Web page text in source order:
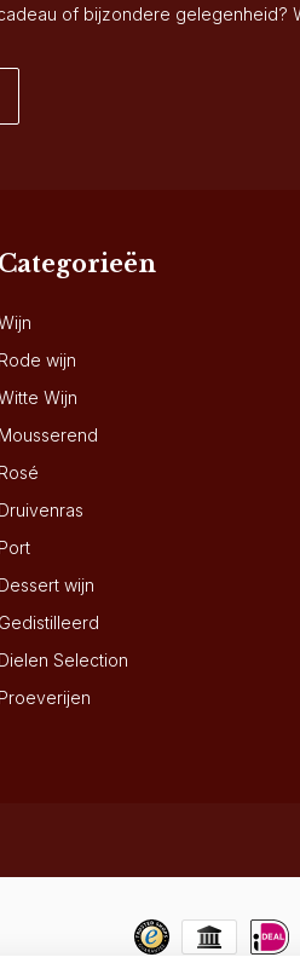
of bijzondere gelegenheid?
Categorieën
Rode wijn
Wijn
Mousserend
Rosé
Druivenras
Port
Dessert wijn
Gedistilleerd
Dielen Selection
Proeverijen